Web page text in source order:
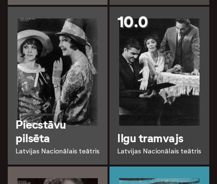
Piecstāvu
pilsēta
Latvijas Nacionālais teātris
10.0
Ilgu tramvajs
Latvijas Nacionālais teātris